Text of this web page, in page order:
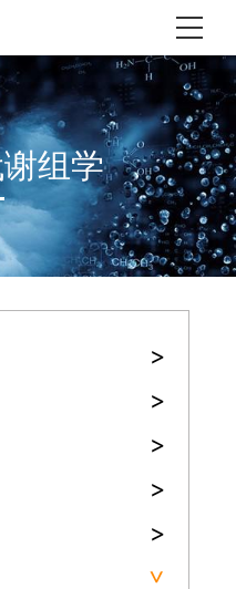
组学
>
>
>
>
>
>